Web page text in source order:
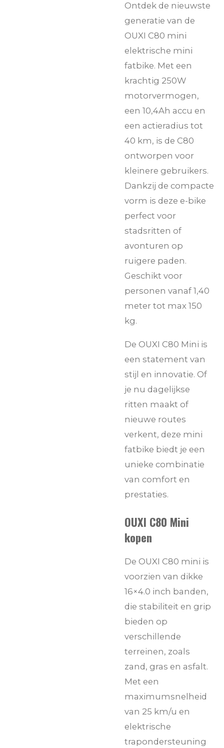
Ontdek de nieuwste
generatie van de
OUXI C80 mini
elektrische mini
fatbike. Met een
krachtig 250W
motorvermogen,
een 10,4Ah accu en
een actieradius tot
40 km, is de C80
ontworpen voor
kleinere gebruikers.
Dankzij de compacte
vorm is deze e-bike
perfect voor
stadsritten of
avonturen op
ruigere paden.
Geschikt voor
personen vanaf 1,40
meter tot max 150
kg.
De OUXI C80 Mini is
een statement van
stijl en innovatie. Of
je nu dagelijkse
ritten maakt of
nieuwe routes
verkent, deze mini
fatbike biedt je een
unieke combinatie
van comfort en
prestaties.
OUXI C80 Mini
kopen
De OUXI C80 mini is
voorzien van dikke
16×4.0 inch banden,
die stabiliteit en grip
bieden op
verschillende
terreinen, zoals
zand, gras en asfalt.
Met een
maximumsnelheid
van 25 km/u en
elektrische
trapondersteuning